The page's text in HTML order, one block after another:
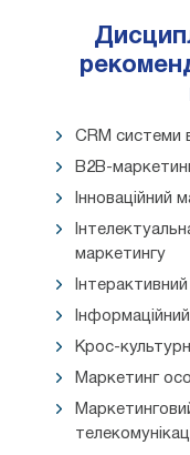
CRM системи
В2В-
Інноваційний
маркетингу
Крос-
Маркетинг